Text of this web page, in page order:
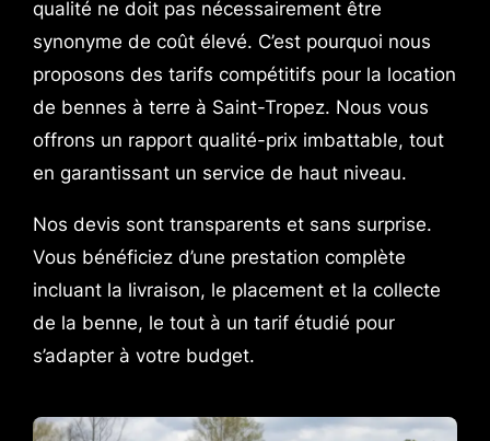
qualité ne doit pas nécessairement être
synonyme de coût élevé. C’est pourquoi nous
proposons des tarifs compétitifs pour la location
de bennes à terre à Saint-Tropez. Nous vous
offrons un rapport qualité-prix imbattable, tout
en garantissant un service de haut niveau.
Nos devis sont transparents et sans surprise.
Vous bénéficiez d’une prestation complète
incluant la livraison, le placement et la collecte
de la benne, le tout à un tarif étudié pour
s’adapter à votre budget.